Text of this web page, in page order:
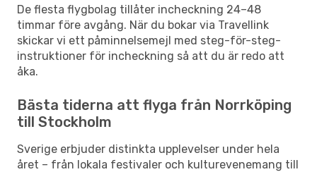
De flesta flygbolag tillåter incheckning 24–48
timmar före avgång. När du bokar via Travellink
skickar vi ett påminnelsemejl med steg-för-steg-
instruktioner för incheckning så att du är redo att
åka.
Bästa tiderna att flyga från Norrköping
till Stockholm
Sverige erbjuder distinkta upplevelser under hela
året – från lokala festivaler och kulturevenemang till